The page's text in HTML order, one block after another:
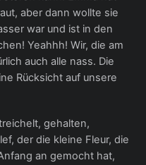
aber dann wollte sie
war und ist in den
Yeahhh! Wir, die am
auch alle nass. Die
Rücksicht auf unsere
gehalten,
der die kleine Fleur, die
an gemocht hat,